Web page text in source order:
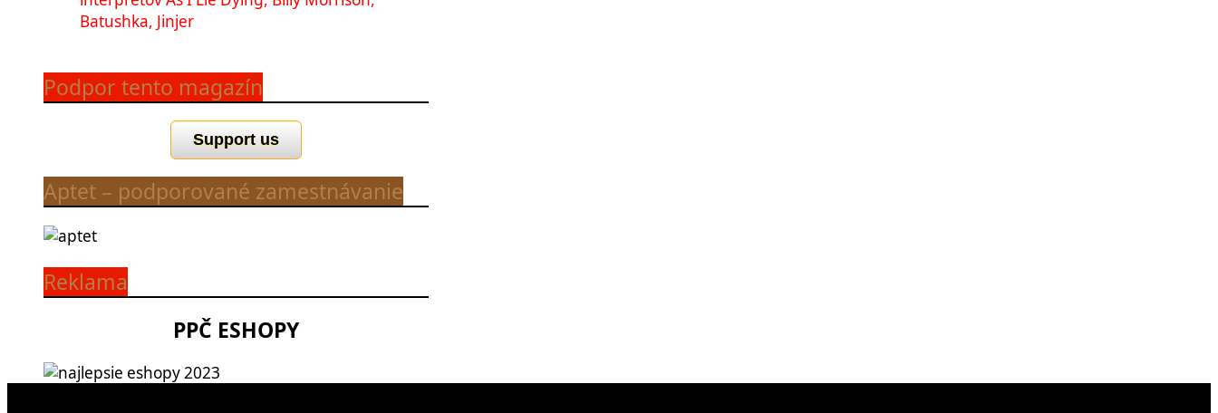
Batushka, Jinjer
Podpor tento magazín
Support us
Aptet – podporované zamestnávanie
Reklama
PPČ ESHOPY